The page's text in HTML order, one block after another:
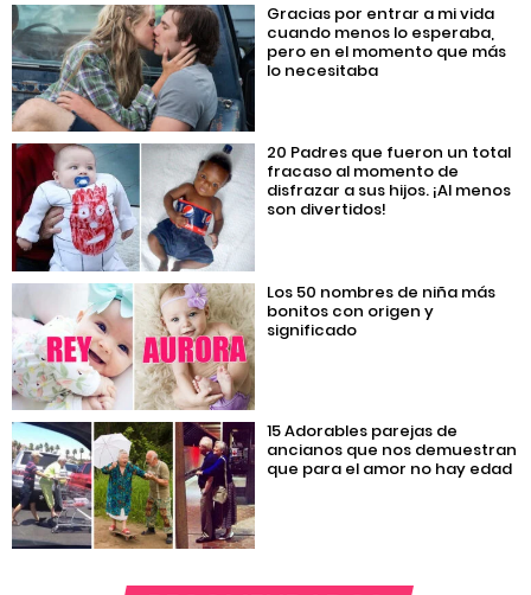
Gracias por entrar a mi vida
cuando menos lo esperaba,
pero en el momento que más
lo necesitaba
20 Padres que fueron un total
fracaso al momento de
disfrazar a sus hijos. ¡Al menos
son divertidos!
Los 50 nombres de niña más
bonitos con origen y
significado
15 Adorables parejas de
ancianos que nos demuestran
que para el amor no hay edad